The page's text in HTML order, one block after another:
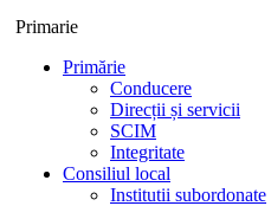
Primarie
Primărie
Conducere
Direcții și servicii
SCIM
Integritate
Consiliul local
Institutii subordonate